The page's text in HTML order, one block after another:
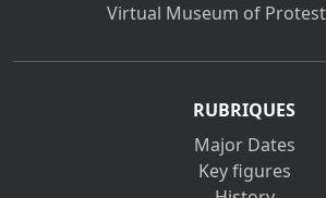
Virtual Museum of
RUBRIQUES
Major Dates
Key figures